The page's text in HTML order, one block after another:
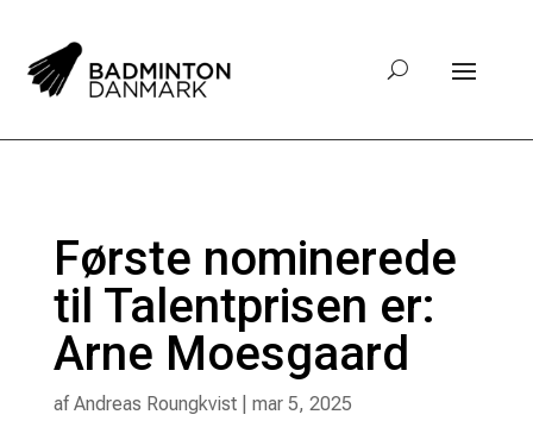
Første nominerede
til Talentprisen er:
Arne Moesgaard
afAndreas Roungkvist| mar 5, 2025